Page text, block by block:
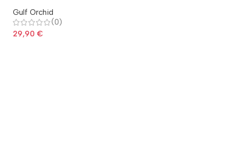
Gulf Orchid
(0)
29,90 €